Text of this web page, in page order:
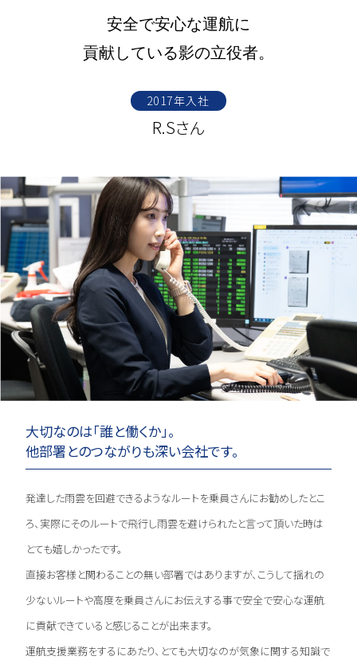
安全で安心な運航に
貢献している影の立役者。
2017年入社
R.Sさん
大切なのは「誰と働くか」。
他部署とのつながりも深い会社です。
発達した雨雲を回避できるようなルートを乗員さんにお勧めしたとこ
ろ、実際にそのルートで飛行し雨雲を避けられたと言って頂いた時は
とても嬉しかったです。
直接お客様と関わることの無い部署ではありますが、こうして揺れの
少ないルートや高度を乗員さんにお伝えする事で安全で安心な運航
に貢献できていると感じることが出来ます。
運航支援業務をするにあたり、とても大切なのが気象に関する知識で